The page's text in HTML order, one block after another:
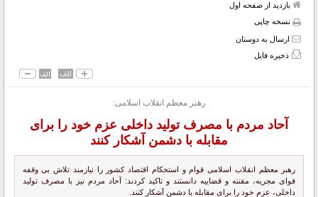
بازدید از صفحه اول
نسخه چاپی
ارسال به دوستان
ذخیره فایل
رهبر معظم انقلاب اسلامی:
آحاد مردم با مصرف تولید داخلی عزم خود را برای
مقابله با دشمن آشکار کنند
رهبر معظم انقلاب اسلامی قوام و استحکام اقتصاد کشور را نیازمند تلاش بی وقفه
قوای مجریه، مقننه و قضاییه دانستند و تاکید کردند: آحاد مردم نیز با مصرف تولید
داخلی، عزم خود را برای مقابله با دشمن آشکار کنند.